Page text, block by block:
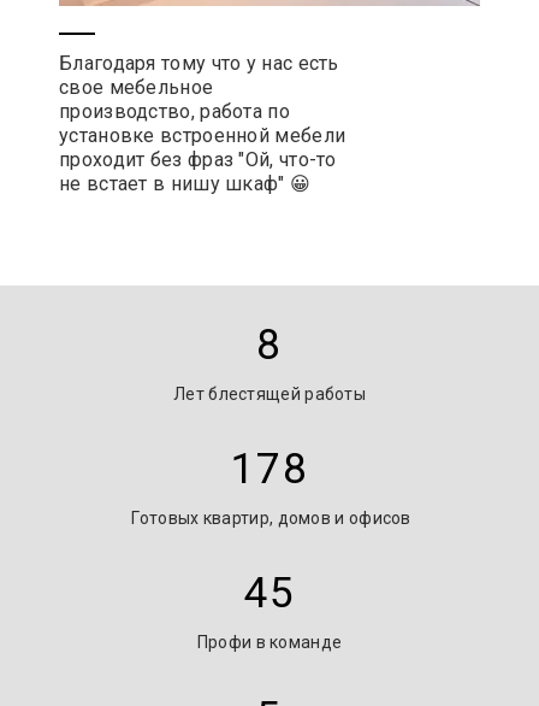
Благодаря тому что у нас есть
свое мебельное
производство, работа по
установке встроенной мебели
проходит без фраз "Ой, что-то
не встает в нишу шкаф" 😀
8
Лет блестящей работы
178
Готовых квартир, домов и офисов
45
Профи в команде